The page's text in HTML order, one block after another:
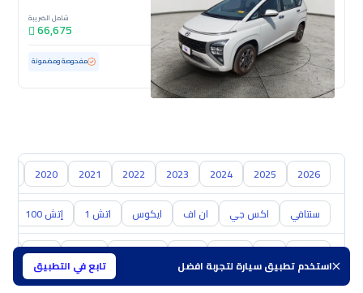
استخدم تطبيق سيارة لتجربة افضل تابع في التطبيق
شامل الضريبة
66,675
مستعملة 425 كم ممشى قليل مفحوصة ومضمونة
2026
2025
2024
2023
2022
2021
2020
سنتافي اكس جي ان اف ايكوس اتش 1 إتش 100
هافال GAC